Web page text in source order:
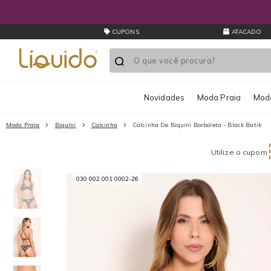
CUPONS ATACADO
Novidades Moda Praia
Moda Praia Biquíni Calcinha Calcinha De Biquíni Borboleta - Black Batik
Utilize o cupom
030 002 001 0002-26